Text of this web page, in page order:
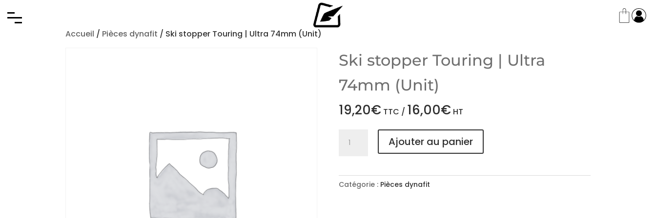
Accueil / Pièces dynafit / Ski stopper Touring | Ultra 74mm (Unit)
Ski stopper Touring | Ultra
74mm (Unit)
19,20€ TTC / 16,00€ HT
Touring
Ajouter au panier
Catégorie : Pièces dynafit